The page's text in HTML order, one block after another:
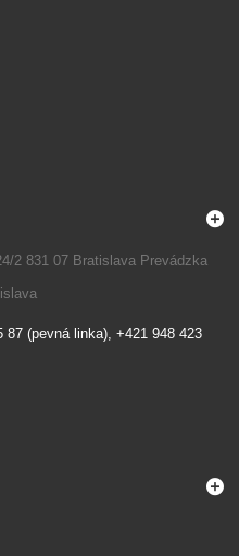
2 831 07 Bratislava Prevádzka
87 (pevná linka), +421 948 423